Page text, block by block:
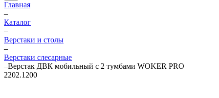
Главная
–
Каталог
–
Верстаки и столы
–
Верстаки слесарные
–Верстак ДВК мобильный с 2 тумбами WOKER PRO
2202.1200